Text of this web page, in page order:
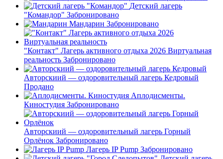
Детский лагерь
"Командор" Забронировано
Мандарин Забронировано
"Контакт" Лагерь активного отдыха 2026 Виртуальная
реальность Забронировано
Авторскиий — оздоровительный лагерь Кедровый
Продано
Аплодисменты.
Киностудия Забронировано
Авторскиий — оздоровительный лагерь Горный
Орлёнок Забронировано
Лагерь IP Pump Забронировано